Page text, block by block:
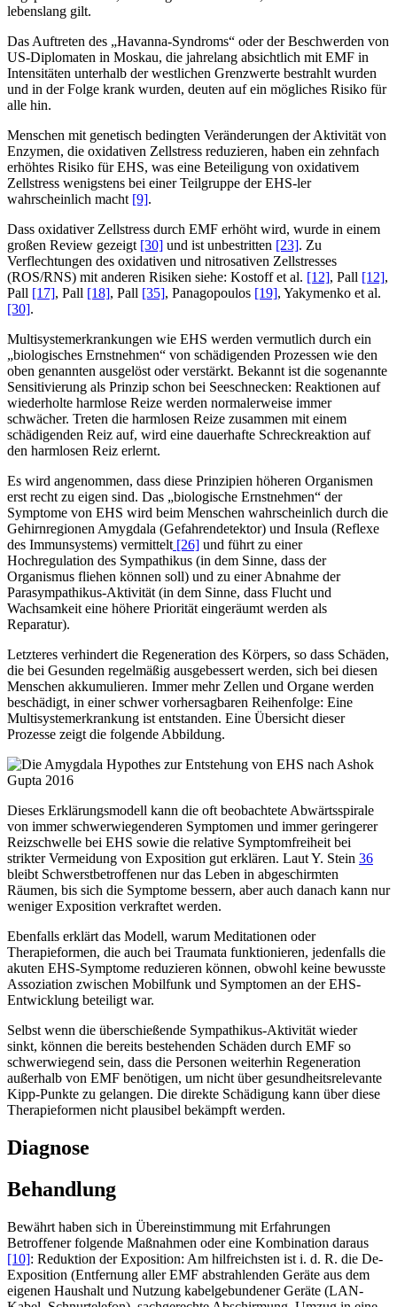
lebenslang gilt.
Das Auftreten des „Havanna-Syndroms“ oder der Beschwerden von
US-Diplomaten in Moskau, die jahrelang absichtlich mit EMF in
Intensitäten unterhalb der westlichen Grenzwerte bestrahlt wurden
und in der Folge krank wurden, deuten auf ein mögliches Risiko für
alle hin.
Menschen mit genetisch bedingten Veränderungen der Aktivität von
Enzymen, die oxidativen Zellstress reduzieren, haben ein zehnfach
erhöhtes Risiko für EHS, was eine Beteiligung von oxidativem
Zellstress wenigstens bei einer Teilgruppe der EHS-ler
wahrscheinlich macht [9].
Dass oxidativer Zellstress durch EMF erhöht wird, wurde in einem
großen Review gezeigt [30] und ist unbestritten [23]. Zu
Verflechtungen des oxidativen und nitrosativen Zellstresses
(ROS/RNS) mit anderen Risiken siehe: Kostoff et al. [12], Pall [12],
Pall [17], Pall [18], Pall [35], Panagopoulos [19], Yakymenko et al.
[30].
Multisystemerkrankungen wie EHS werden vermutlich durch ein
„biologisches Ernstnehmen“ von schädigenden Prozessen wie den
oben genannten ausgelöst oder verstärkt. Bekannt ist die sogenannte
Sensitivierung als Prinzip schon bei Seeschnecken: Reaktionen auf
wiederholte harmlose Reize werden normalerweise immer
schwächer. Treten die harmlosen Reize zusammen mit einem
schädigenden Reiz auf, wird eine dauerhafte Schreckreaktion auf
den harmlosen Reiz erlernt.
Es wird angenommen, dass diese Prinzipien höheren Organismen
erst recht zu eigen sind. Das „biologische Ernstnehmen“ der
Symptome von EHS wird beim Menschen wahrscheinlich durch die
Gehirnregionen Amygdala (Gefahrendetektor) und Insula (Reflexe
des Immunsystems) vermittelt [26] und führt zu einer
Hochregulation des Sympathikus (in dem Sinne, dass der
Organismus fliehen können soll) und zu einer Abnahme der
Parasympathikus-Aktivität (in dem Sinne, dass Flucht und
Wachsamkeit eine höhere Priorität eingeräumt werden als
Reparatur).
Letzteres verhindert die Regeneration des Körpers, so dass Schäden,
die bei Gesunden regelmäßig ausgebessert werden, sich bei diesen
Menschen akkumulieren. Immer mehr Zellen und Organe werden
beschädigt, in einer schwer vorhersagbaren Reihenfolge: Eine
Multisystemerkrankung ist entstanden. Eine Übersicht dieser
Prozesse zeigt die folgende Abbildung.
Dieses Erklärungsmodell kann die oft beobachtete Abwärtsspirale
von immer schwerwiegenderen Symptomen und immer geringerer
Reizschwelle bei EHS sowie die relative Symptomfreiheit bei
strikter Vermeidung von Exposition gut erklären. Laut Y. Stein 36
bleibt Schwerstbetroffenen nur das Leben in abgeschirmten
Räumen, bis sich die Symptome bessern, aber auch danach kann nur
weniger Exposition verkraftet werden.
Ebenfalls erklärt das Modell, warum Meditationen oder
Therapieformen, die auch bei Traumata funktionieren, jedenfalls die
akuten EHS-Symptome reduzieren können, obwohl keine bewusste
Assoziation zwischen Mobilfunk und Symptomen an der EHS-
Entwicklung beteiligt war.
Selbst wenn die überschießende Sympathikus-Aktivität wieder
sinkt, können die bereits bestehenden Schäden durch EMF so
schwerwiegend sein, dass die Personen weiterhin Regeneration
außerhalb von EMF benötigen, um nicht über gesundheitsrelevante
Kipp-Punkte zu gelangen. Die direkte Schädigung kann über diese
Therapieformen nicht plausibel bekämpft werden.
Diagnose
Behandlung
Bewährt haben sich in Übereinstimmung mit Erfahrungen
Betroffener folgende Maßnahmen oder eine Kombination daraus
[10]: Reduktion der Exposition: Am hilfreichsten ist i. d. R. die De-
Exposition (Entfernung aller EMF abstrahlenden Geräte aus dem
eigenen Haushalt und Nutzung kabelgebundener Geräte (LAN-